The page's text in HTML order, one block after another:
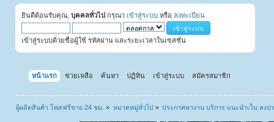
ยินดีต้อนรับคุณ, บุคคลทั่วไป กรุณา เข้าสู่ระบบ หรือ ลงทะเบียน
เข้าสู่ระบบด้วยชื่อผู้ใช้ รหัสผ่าน และระยะเวลาในเซสชั่น
หน้าแรก ช่วยเหลือ ค้นหา ปฏิทิน เข้าสู่ระบบ สมัครสมาชิก
ผู้ผลิตสินค้า โพสฟรีขาย 24 ชม. » หมวดหมู่ทั่วไป » ประกาศหางาน บริการ แนะนำเว็บ ลงป